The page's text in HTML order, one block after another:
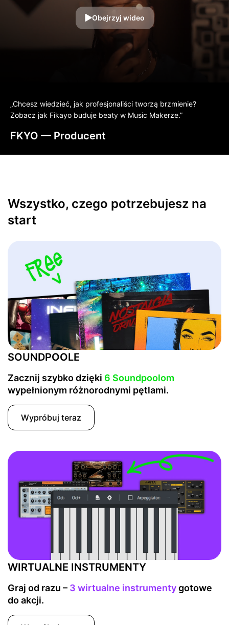
Obejrzyj wideo
FKYO — Producent
„Chcesz wiedzieć, jak profesjonaliści tworzą brzmienie?
Zobacz jak Fikayo buduje beaty w Music Makerze.”
Wszystko, czego potrzebujesz na
start
SOUNDPOOLE
Zacznij szybko dzięki 6 Soundpoolom
wypełnionym różnorodnymi pętlami.
Wypróbuj teraz
WIRTUALNE INSTRUMENTY
Graj od razu – 3 wirtualne instrumentygotowe
do akcji.